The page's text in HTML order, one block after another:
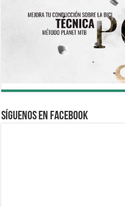
Síguenos en Facebook